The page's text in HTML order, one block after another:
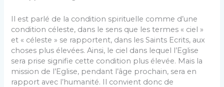
Il est parlé de la condition spirituelle comme d’une
condition céleste, dans le sens que les termes « ciel »
et « céleste » se rapportent, dans les Saints Ecrits, aux
choses plus élevées. Ainsi, le ciel dans lequel l’Eglise
sera prise signifie cette condition plus élevée. Mais la
mission de l’Eglise, pendant l’âge prochain, sera en
rapport avec l’humanité. Il convient donc de